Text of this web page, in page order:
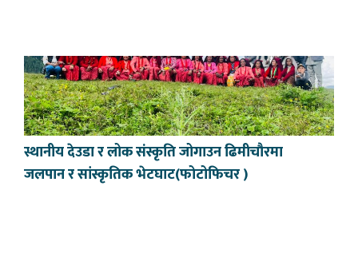
स्थानीय देउडा र लोक संस्कृति जोगाउन ढिमीचौरमा
जलपान र सांस्कृतिक भेटघाट(फोटोफिचर )